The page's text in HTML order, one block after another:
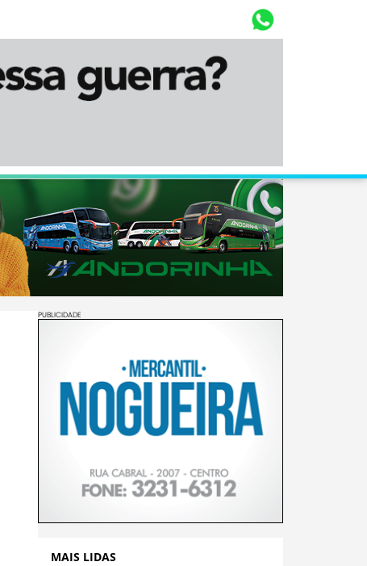
Diário Corumbaense
PUBLICIDADE
MAIS LIDAS